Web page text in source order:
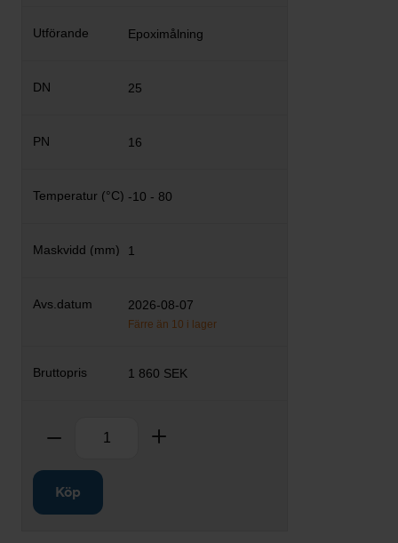
Epoximålning
25
16
-10 - 80
1
2026-08-07
Färre än 10 i lager
1 860 SEK
Ta bort
Köp